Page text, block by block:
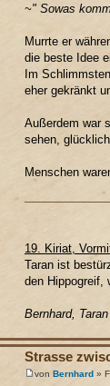
~" Sowas
Murrte er
die beste Idee
Im
eher gekränkt
Außerdem war
sehen,
Menschen
19. Kiriat,
Taran ist
den Hippogreif,
Bernhard, Taran
Strasse
von Bernhard»